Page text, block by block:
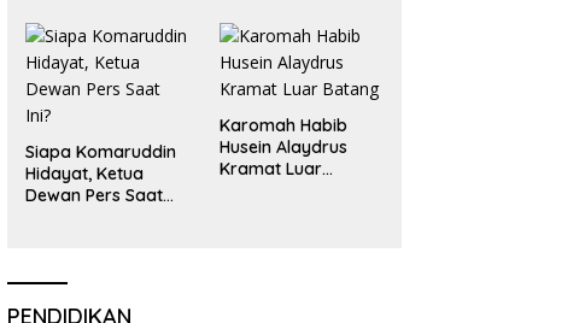
Siapa Komaruddin
Hidayat, Ketua
Dewan Pers Saat
Karomah Habib
Husein Alaydrus
Kramat Luar
PENDIDIKAN